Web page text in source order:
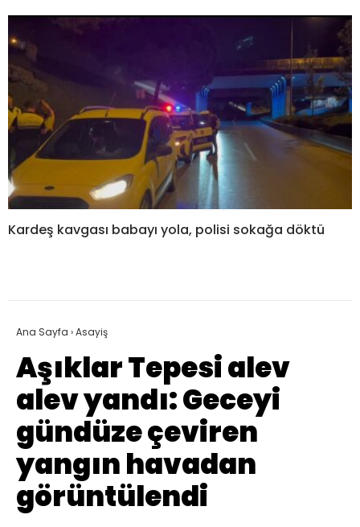
Kardeş kavgası babayı yola, polisi sokağa döktü
Ana Sayfa ›Asayiş
Aşıklar Tepesi alev
alev yandı: Geceyi
gündüze çeviren
yangın havadan
görüntülendi